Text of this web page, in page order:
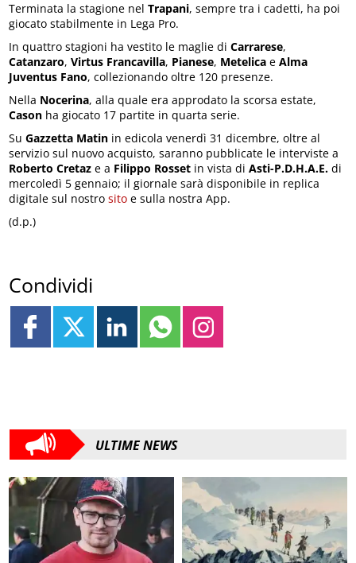
Terminata la stagione nelTrapani, sempre tra i cadetti, ha poi
giocato stabilmente in Lega Pro.
In quattro stagioni ha vestito le maglie diCarrarese,
Catanzaro,Virtus Francavilla, Pianese, Metelica eAlma
Juventus Fano, collezionando oltre 120 presenze.
Nella Nocerina, alla quale era approdato la scorsa estate,
Cason ha giocato 17 partite in quarta serie.
SuGazzetta Matin in edicola venerdì 31 dicembre, oltre al
servizio sul nuovo acquisto, saranno pubblicate le interviste a
Roberto Cretaz e a Filippo Rosset in vista diAsti-P.D.H.A.E. di
mercoledì 5 gennaio; il giornale sarà disponibile in replica
digitale sul nostrosito e sulla nostra App.
(d.p.)
Condividi
ULTIME NEWS